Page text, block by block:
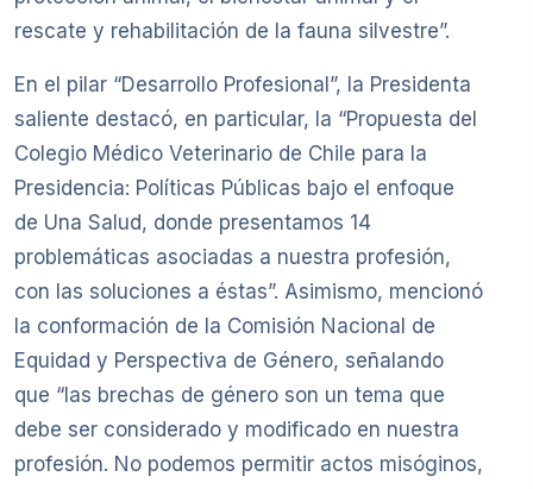
rescate y rehabilitación de la fauna silvestre”.
En el pilar “Desarrollo Profesional”, la Presidenta
saliente destacó, en particular, la “Propuesta del
Colegio Médico Veterinario de Chile para la
Presidencia: Políticas Públicas bajo el enfoque
de Una Salud, donde presentamos 14
problemáticas asociadas a nuestra profesión,
con las soluciones a éstas”. Asimismo, mencionó
la conformación de la Comisión Nacional de
Equidad y Perspectiva de Género, señalando
que “las brechas de género son un tema que
debe ser considerado y modificado en nuestra
profesión. No podemos permitir actos misóginos,